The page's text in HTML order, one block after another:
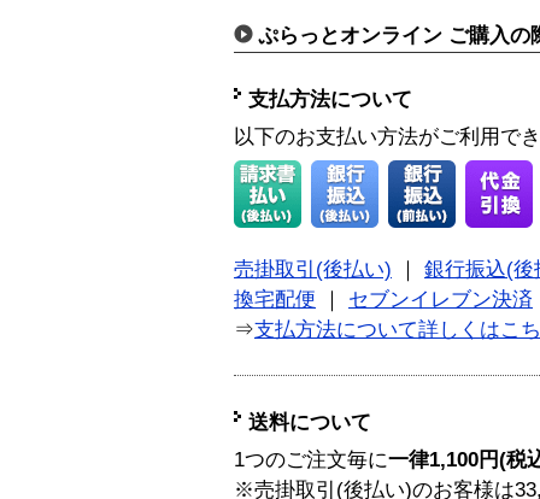
ぷらっとオンライン ご購入の
支払方法について
以下のお支払い方法がご利用で
売掛取引(後払い)
銀行振込(後
換宅配便
セブンイレブン決済
⇒支払方法について詳しくはこ
送料について
1つのご注文毎に一律1,100円(税
※売掛取引(後払い)のお客様は